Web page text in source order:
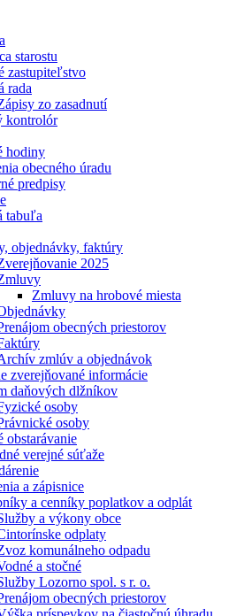
starostu
zastupiteľstvo
rada
zo zasadnutí
kontrolór
hodiny
obecného úradu
predpisy
tabuľa
objednávky, faktúry
2025
Zmluvy na hrobové miesta
obecných priestorov
zmlúv a objednávok
zverejňované informácie
daňových dlžníkov
osoby
osoby
obstarávanie
verejné súťaže
a zápisnice
a cenníky poplatkov a odplát
a výkony obce
odplaty
komunálneho odpadu
a stočné
Lozorno spol. s r. o.
obecných priestorov